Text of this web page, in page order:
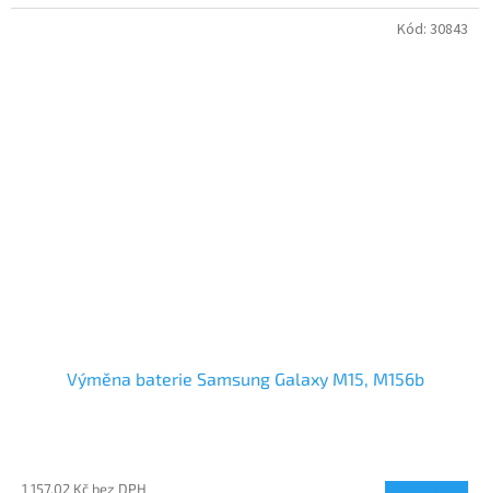
Výměna baterie Samsung Galaxy M15, M156b
1 157,02 Kč bez DPH
Kód: 30843